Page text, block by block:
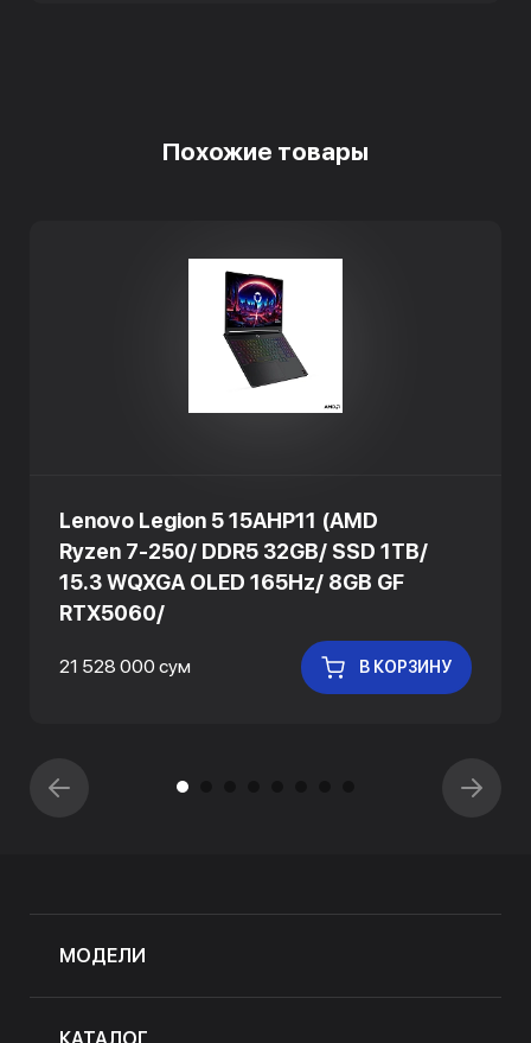
Похожие товары
Lenovo Legion 5 15AHP11 (AMD
Ryzen 7-250/ DDR5 32GB/ SSD 1TB/
15.3 WQXGA OLED 165Hz/ 8GB GF
RTX5060/
21 528 000 сум В КОРЗИНУ
МОДЕЛИ